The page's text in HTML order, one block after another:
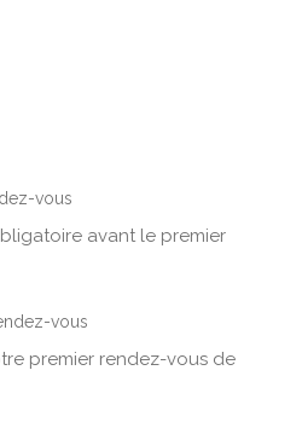
vous
avant le premier
vous
premier rendez-vous de